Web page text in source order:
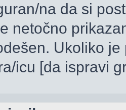
na da si
netočno
Ukoliko
icu [da ispravi